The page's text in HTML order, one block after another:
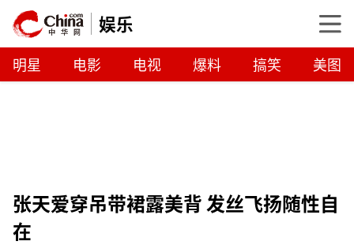
娱乐
明星 电影 电视 爆料 搞笑 美图
张天爱穿吊带裙露美背 发丝飞扬随性自
在